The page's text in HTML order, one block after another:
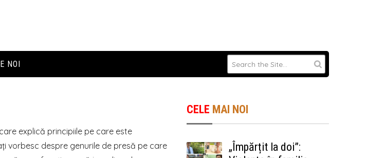
NOI
explică principiile pe care este
vorbesc despre genurile de presă pe care
CELE MAI NOI
„Împărțit la doi”: